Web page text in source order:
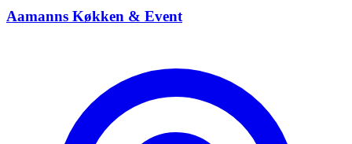
Aamanns Køkken & Event